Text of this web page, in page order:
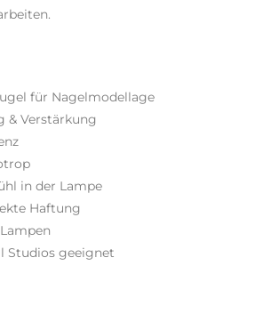
für Nagelmodellage
& Verstärkung
in der Lampe
Haftung
Studios geeignet